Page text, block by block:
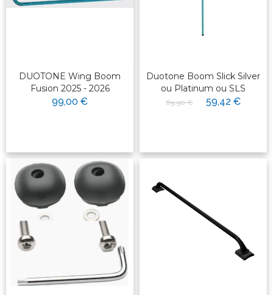
DUOTONE Wing Boom
Fusion 2025 - 2026
99,00 €
Duotone Boom Slick Silver
ou Platinum ou SLS
69,90 € 59,42 €